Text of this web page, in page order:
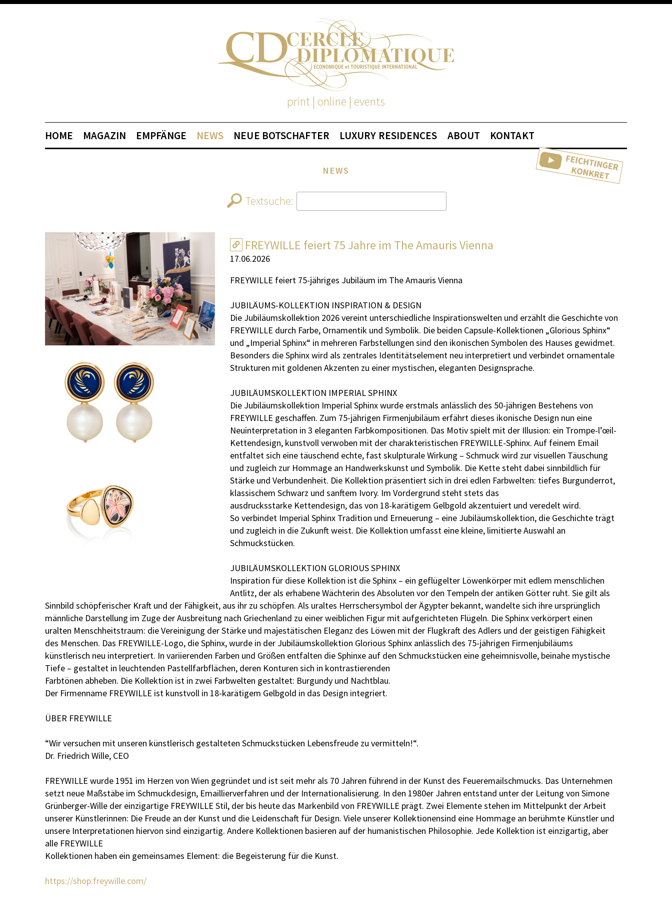
print | online | events
HOME MAGAZIN EMPFÄNGE NEWS NEUE BOTSCHAFTER LUXURY RESIDENCES ABOUT KONTAKT
NEWS
Textsuche:
FREYWILLE feiert 75 Jahre im The Amauris Vienna
17.06.2026
FREYWILLE feiert 75-jähriges Jubiläum im The Amauris Vienna
JUBILÄUMS-KOLLEKTION INSPIRATION & DESIGN
Die Jubiläumskollektion 2026 vereint unterschiedliche Inspirationswelten und erzählt die Geschichte von
FREYWILLE durch Farbe, Ornamentik und Symbolik. Die beiden Capsule-Kollektionen „Glorious Sphinx“
und „Imperial Sphinx“ in mehreren Farbstellungen sind den ikonischen Symbolen des Hauses gewidmet.
Besonders die Sphinx wird als zentrales Identitätselement neu interpretiert und verbindet ornamentale
Strukturen mit goldenen Akzenten zu einer mystischen, eleganten Designsprache.
JUBILÄUMSKOLLEKTION IMPERIAL SPHINX
Die Jubiläumskollektion Imperial Sphinx wurde erstmals anlässlich des 50-jährigen Bestehens von
FREYWILLE geschaffen. Zum 75-jährigen Firmenjubiläum erfährt dieses ikonische Design nun eine
Neuinterpretation in 3 eleganten Farbkompositionen. Das Motiv spielt mit der Illusion: ein Trompe-l’œil-
Kettendesign, kunstvoll verwoben mit der charakteristischen FREYWILLE-Sphinx. Auf feinem Email
entfaltet sich eine täuschend echte, fast skulpturale Wirkung – Schmuck wird zur visuellen Täuschung
und zugleich zur Hommage an Handwerkskunst und Symbolik. Die Kette steht dabei sinnbildlich für
Stärke und Verbundenheit. Die Kollektion präsentiert sich in drei edlen Farbwelten: tiefes Burgunderrot,
klassischem Schwarz und sanftem Ivory. Im Vordergrund steht stets das
ausdrucksstarke Kettendesign, das von 18-karätigem Gelbgold akzentuiert und veredelt wird.
So verbindet Imperial Sphinx Tradition und Erneuerung – eine Jubiläumskollektion, die Geschichte trägt
und zugleich in die Zukunft weist. Die Kollektion umfasst eine kleine, limitierte Auswahl an
Schmuckstücken.
JUBILÄUMSKOLLEKTION GLORIOUS SPHINX
Inspiration für diese Kollektion ist die Sphinx – ein geflügelter Löwenkörper mit edlem menschlichen
Antlitz, der als erhabene Wächterin des Absoluten vor den Tempeln der antiken Götter ruht. Sie gilt als
Sinnbild schöpferischer Kraft und der Fähigkeit, aus ihr zu schöpfen. Als uraltes Herrschersymbol der Ägypter bekannt, wandelte sich ihre ursprünglich
männliche Darstellung im Zuge der Ausbreitung nach Griechenland zu einer weiblichen Figur mit aufgerichteten Flügeln. Die Sphinx verkörpert einen
uralten Menschheitstraum: die Vereinigung der Stärke und majestätischen Eleganz des Löwen mit der Flugkraft des Adlers und der geistigen Fähigkeit
des Menschen. Das FREYWILLE-Logo, die Sphinx, wurde in der Jubiläumskollektion Glorious Sphinx anlässlich des 75-jährigen Firmenjubiläums
künstlerisch neu interpretiert. In variierenden Farben und Größen entfalten die Sphinxe auf den Schmuckstücken eine geheimnisvolle, beinahe mystische
Tiefe – gestaltet in leuchtenden Pastellfarbflächen, deren Konturen sich in kontrastierenden
Farbtönen abheben. Die Kollektion ist in zwei Farbwelten gestaltet: Burgundy und Nachtblau.
Der Firmenname FREYWILLE ist kunstvoll in 18-karätigem Gelbgold in das Design integriert.
ÜBER FREYWILLE
“Wir versuchen mit unseren künstlerisch gestalteten Schmuckstücken Lebensfreude zu vermitteln!“.
Dr. Friedrich Wille, CEO
FREYWILLE wurde 1951 im Herzen von Wien gegründet und ist seit mehr als 70 Jahren führend in der Kunst des Feueremailschmucks. Das Unternehmen
setzt neue Maßstäbe im Schmuckdesign, Emaillierverfahren und der Internationalisierung. In den 1980er Jahren entstand unter der Leitung von Simone
Grünberger-Wille der einzigartige FREYWILLE Stil, der bis heute das Markenbild von FREYWILLE prägt. Zwei Elemente stehen im Mittelpunkt der Arbeit
unserer Künstlerinnen: Die Freude an der Kunst und die Leidenschaft für Design. Viele unserer Kollektionensind eine Hommage an berühmte Künstler und
unsere Interpretationen hiervon sind einzigartig. Andere Kollektionen basieren auf der humanistischen Philosophie. Jede Kollektion ist einzigartig, aber
alle FREYWILLE
Kollektionen haben ein gemeinsames Element: die Begeisterung für die Kunst.
https://shop.freywille.com/